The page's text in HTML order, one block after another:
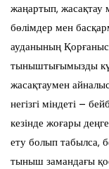
жаңартып, жасақтау
бөлімдер мен
ауданының Қорғаныс
тыныштығымызды
жасақтаумен
негізгі міндеті –
кезінде жоғары
ету болып табылса,
тыныш замандағы